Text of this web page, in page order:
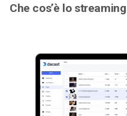
Che cos’è lo